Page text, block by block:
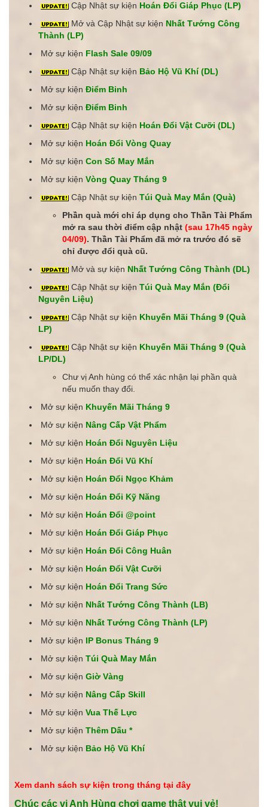
Cập Nhật sự kiện Hoán Đổi Giáp Phục (LP)
Mở và Cập Nhật sự kiện Nhất Tướng Công
Thành (LP)
Mở sự kiện Flash Sale 09/09
Cập Nhật sự kiện Bảo Hộ Vũ Khí (DL)
Mở sự kiện Điểm Binh
Mở sự kiện Điểm Binh
Cập Nhật sự kiện Hoán Đổi Vật Cưỡi (DL)
Mở sự kiện Hoán Đổi Vòng Quay
Mở sự kiện Con Số May Mắn
Mở sự kiện Vòng Quay Tháng 9
Cập Nhật sự kiệnTúi Quà May Mắn (Quà)
Phần quà mới chỉ áp dụng cho Thần Tài Phẩm
mở ra sau thời điểm cập nhật (sau 17h45 ngày
04/09). Thần Tài Phẩm đã mở ra trước đó sẽ
chỉ được đổi quà cũ.
Mở và sự kiện Nhất Tướng Công Thành (DL)
Cập Nhật sự kiệnTúi Quà May Mắn (Đổi
Nguyên Liệu)
Cập Nhật sự kiện Khuyến Mãi Tháng 9 (Quà
LP)
Cập Nhật sự kiện Khuyến Mãi Tháng 9 (Quà
LP/DL)
Chư vị Anh hùng có thể xác nhận lại phần quà
nếu muốn thay đổi.
Mở sự kiện Khuyến Mãi Tháng 9
Mở sự kiện Nâng Cấp Vật Phẩm
Mở sự kiện Hoán Đổi Nguyên Liệu
Mở sự kiện Hoán Đổi Vũ Khí
Mở sự kiện Hoán Đổi Ngọc Khảm
Mở sự kiện Hoán Đổi Kỹ Năng
Mở sự kiện Hoán Đổi @point
Mở sự kiện Hoán Đổi Giáp Phục
Mở sự kiện Hoán Đổi Công Huân
Mở sự kiện Hoán Đổi Vật Cưỡi
Mở sự kiện Hoán Đổi Trang Sức
Mở sự kiện Nhất Tướng Công Thành (LB)
Mở sự kiện Nhất Tướng Công Thành (LP)
Mở sự kiện IP Bonus Tháng 9
Mở sự kiệnTúi Quà May Mắn
Mở sự kiệnGiờ Vàng
Mở sự kiện Nâng Cấp Skill
Mở sự kiện Vua Thế Lực
Mở sự kiện Thêm Dấu *
Mở sự kiện Bảo Hộ Vũ Khí
Xem danh sách sự kiện trong tháng tại đây
Chúc các vị Anh Hùng chơi game thật vui vẻ!